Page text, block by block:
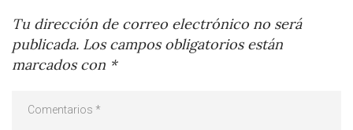
Tu dirección de correo electrónico no será
publicada. Los campos obligatorios están
marcados con *